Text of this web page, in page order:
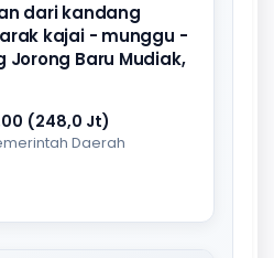
dari kandang
kajai - munggu -
Baru Mudiak,
(248,0 Jt)
Daerah